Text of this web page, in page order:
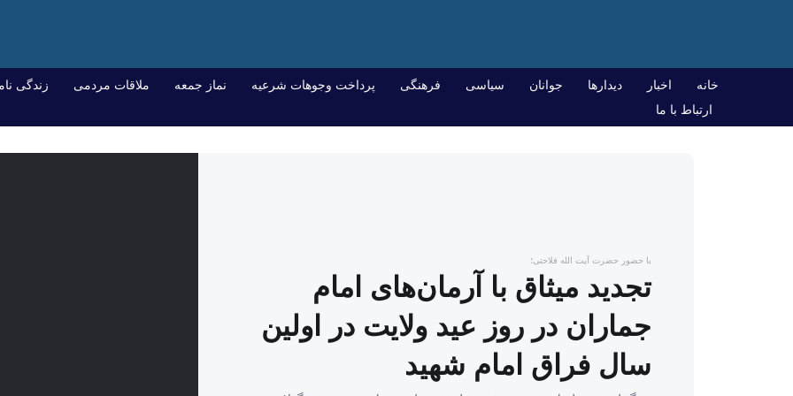
خانه اخبار دیدارها جوانان سیاسی فرهنگی پرداخت وجوهات شرعیه نماز جمعه ملاقات مردمی
زندگی
ارتباط با ما
با حضور حضرت آیت الله فلاحتی؛
تجدید میثاق با آرمان‌های امام
جماران در روز عید ولایت در اولین
سال فراق امام شهید